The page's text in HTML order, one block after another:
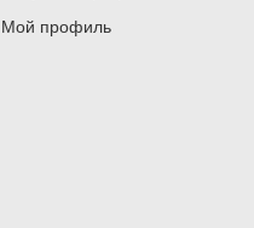
Мой профиль